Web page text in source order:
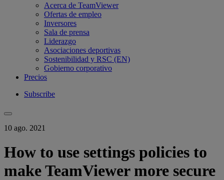
Acerca de TeamViewer
Ofertas de empleo
Inversores
Sala de prensa
Liderazgo
Asociaciones deportivas
Sostenibilidad y RSC (EN)
Gobierno corporativo
Precios
Subscribe
10 ago. 2021
How to use settings policies to
make TeamViewer more secure